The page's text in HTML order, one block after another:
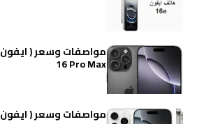
16 Pro Max
مواصفات وسعر ( ايفون 16 برو ) iPhone 16 Pro